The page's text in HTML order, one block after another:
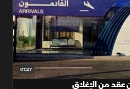
01:27
عقد من الإغلاق